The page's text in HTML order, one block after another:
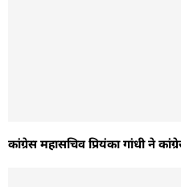
कांग्रेस महासचिव प्रियंका गांधी ने